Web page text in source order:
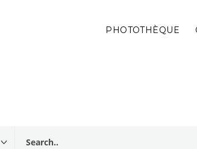
PHOTOTHÈQUE